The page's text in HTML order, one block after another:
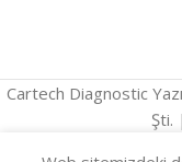
Cartech Diagnostic
Şti.